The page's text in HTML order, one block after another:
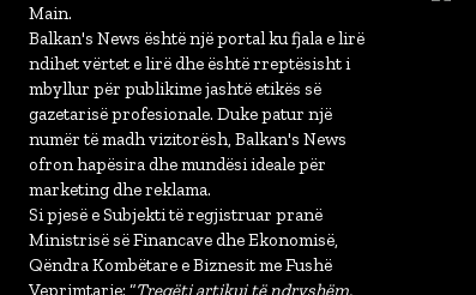
Main.
Balkan's News është një portal ku fjala e lirë
ndihet vërtet e lirë dhe është rreptësisht i
mbyllur për publikime jashtë etikës së
gazetarisë profesionale. Duke patur një
numër të madh vizitorësh, Balkan's News
ofron hapësira dhe mundësi ideale për
marketing dhe reklama.
Si pjesë e Subjekti të regjistruar pranë
Ministrisë së Financave dhe Ekonomisë,
Qëndra Kombëtare e Biznesit me Fushë
Veprimtarie: “Tregëti artikuj të ndryshëm,